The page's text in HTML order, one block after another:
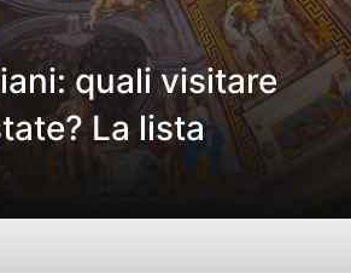
quali visitare
La lista